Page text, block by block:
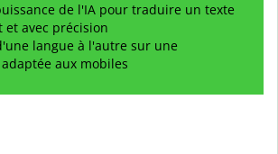
de l'IA pour traduire un texte
et avec précision
langue à l'autre sur une
aux mobiles